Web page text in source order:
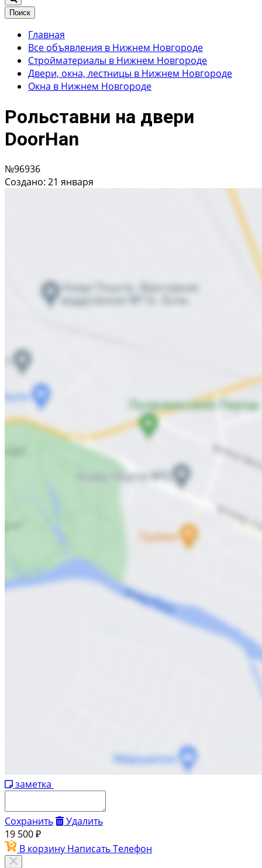
Поиск
Главная
Все объявления в Нижнем Новгороде
Стройматериалы в Нижнем Новгороде
Двери, окна, лестницы в Нижнем Новгороде
Окна в Нижнем Новгороде
Рольставни на двери
DoorHan
№96936
Создано: 21 января
заметка
Сохранить
Удалить
19 500 ₽
В корзину НаписатьТелефон